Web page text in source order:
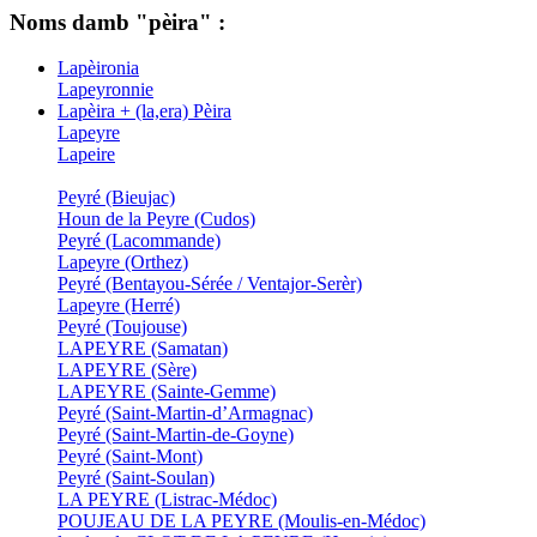
Noms damb "pèira" :
Lapèironia
Lapeyronnie
Lapèira + (la,era) Pèira
Lapeyre
Lapeire
Peyré (Bieujac)
Houn de la Peyre (Cudos)
Peyré (Lacommande)
Lapeyre (Orthez)
Peyré (Bentayou-Sérée / Ventajor-Serèr)
Lapeyre (Herré)
Peyré (Toujouse)
LAPEYRE (Samatan)
LAPEYRE (Sère)
LAPEYRE (Sainte-Gemme)
Peyré (Saint-Martin-d’Armagnac)
Peyré (Saint-Martin-de-Goyne)
Peyré (Saint-Mont)
Peyré (Saint-Soulan)
LA PEYRE (Listrac-Médoc)
POUJEAU DE LA PEYRE (Moulis-en-Médoc)